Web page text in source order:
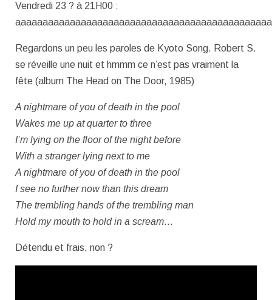
Vendredi 23 ? à 21H00 :
Regardons un peu les paroles de Kyoto Song. Robert S.
se réveille une nuit et hmmm ce n’est pas vraiment la
fête (album The Head on The Door, 1985)
A nightmare of you of death in the pool
Wakes me up at quarter to three
I’m lying on the floor of the night before
With a stranger lying next to me
A nightmare of you of death in the pool
I see no further now than this dream
The trembling hands of the trembling man
Hold my mouth to hold in a scream…
Détendu et frais, non ?